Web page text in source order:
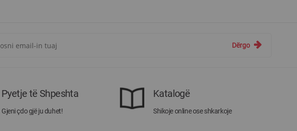
Dërgo
Pyetje të Shpeshta
Gjeni çdo gjë ju duhet!
Katalogë
Shikoje online ose shkarkoje